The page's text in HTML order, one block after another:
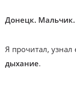
Донецк.
Я прочитал, узнал
дыхание.